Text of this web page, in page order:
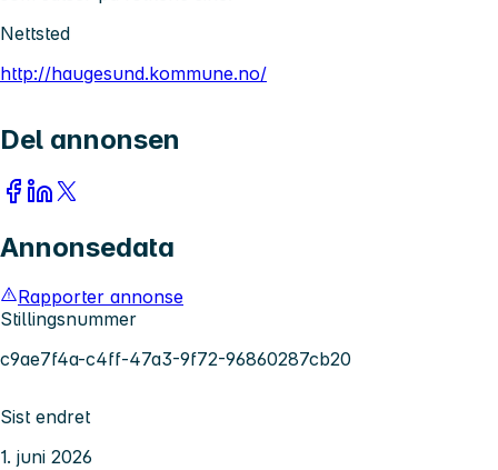
Nettsted
http://haugesund.kommune.no/
Del annonsen
Annonsedata
Rapporter annonse
Stillingsnummer
c9ae7f4a-c4ff-47a3-9f72-96860287cb20
Sist endret
1. juni 2026